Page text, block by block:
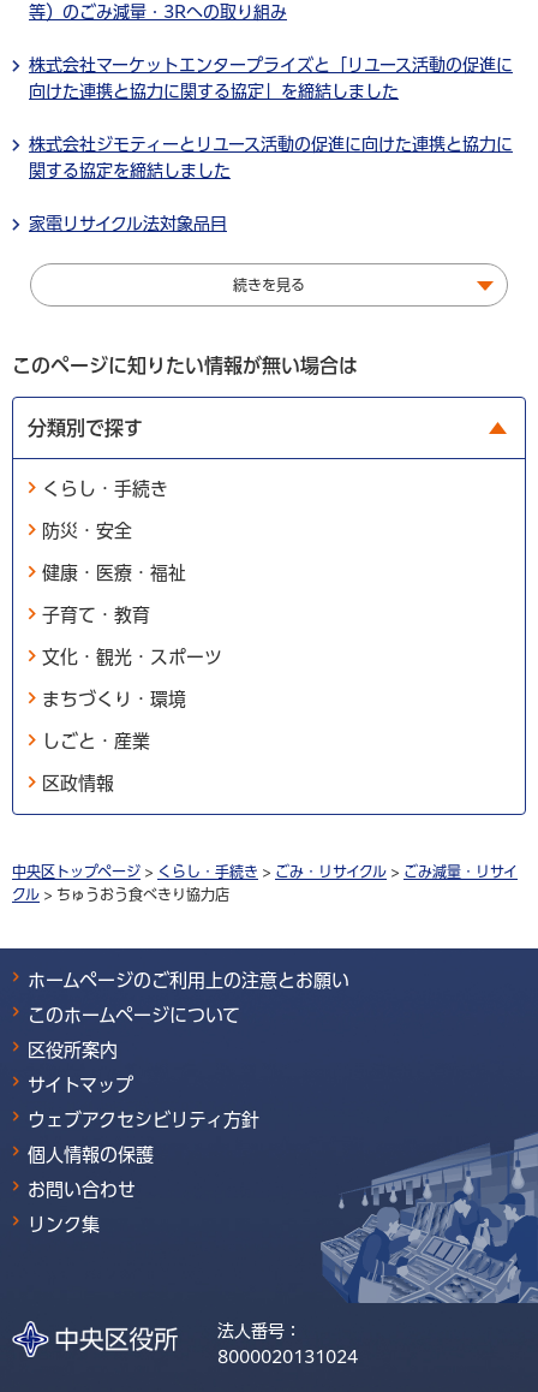
等）のごみ減量・3Rへの取り組み
株式会社マーケットエンタープライズと「リユース活動の促進に
向けた連携と協力に関する協定」を締結しました
株式会社ジモティーとリユース活動の促進に向けた連携と協力に
関する協定を締結しました
家電リサイクル法対象品目
続きを見る
このページに知りたい情報が無い場合は
分類別で探す
くらし・手続き
防災・安全
健康・医療・福祉
子育て・教育
文化・観光・スポーツ
まちづくり・環境
しごと・産業
区政情報
中央区トップページ > くらし・手続き > ごみ・リサイクル > ごみ減量・リサイ
クル > ちゅうおう食べきり協力店
ホームページのご利用上の注意とお願い
このホームページについて
区役所案内
サイトマップ
ウェブアクセシビリティ方針
個人情報の保護
お問い合わせ
リンク集
法人番号：
8000020131024